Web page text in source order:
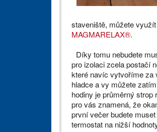
staveniště, můžete
MAGMARELAX®.
Díky tomu nebudete
pro izolaci zcela postačí
které navíc vytvoříme za
hladce a vy můžete
hodiny je průměrný strop
pro vás znamená, že
první večer budete
termostat na nižší